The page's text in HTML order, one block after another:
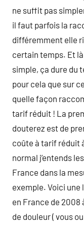
ne suffit pas
il faut parfois la
différemment elle
certain temps. Et
simple, ça dure du
pour cela que sur
quelle façon
tarif réduit ! La
douterez est de
coûte à tarif réduit
normal j’entends
France dans la
exemple. Voici une
en France de 2008
de douleur ( vous